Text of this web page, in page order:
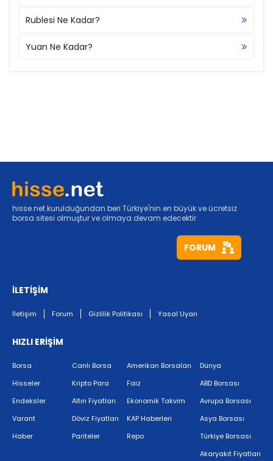
Rublesi Ne Kadar?
Yuan Ne Kadar?
hisse.net kurulduğundan beri Türkiye'nin en büyük ve ücretsiz
borsa sitesi olmuştur ve olmaya devam edecektir.
FORUM
İLETİŞİM
İletişim Forum Gizlilik Politikası Yasal Uyarı
HIZLI ERİŞİM
Borsa
Hisseler
Endeksler
Varant
Haber
Canlı Borsa
Kripto Para
Altın Fiyatları
Döviz Fiyatları
Pariteler
Amerikan Borsaları
Faiz
Ekonomik Takvim
KAP Haberleri
Repo
Dünya
ABD Borsası
Avrupa Borsası
Asya Borsası
Türkiye Borsası
Akaryakıt Fiyatları